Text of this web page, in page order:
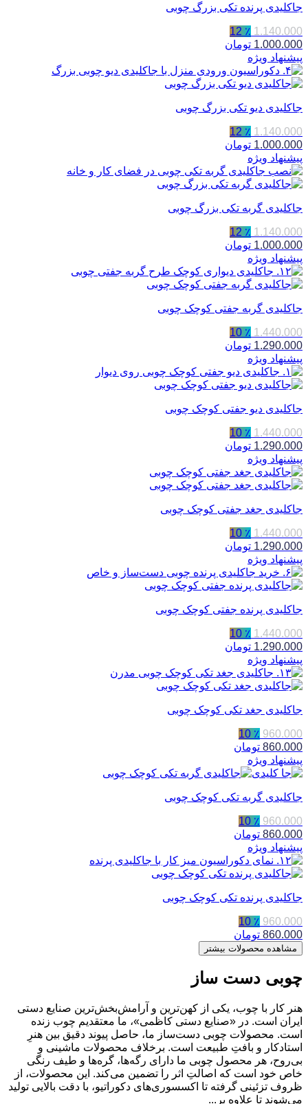
جاکلیدی پرنده تکی بزرگ چوبی
1.140.000 ٪ 12
1.000.000 تومان
پیشنهاد ویژه
جاکلیدی دیو تکی بزرگ چوبی
1.140.000 ٪ 12
1.000.000 تومان
پیشنهاد ویژه
جاکلیدی گربه تکی بزرگ چوبی
1.140.000 ٪ 12
1.000.000 تومان
پیشنهاد ویژه
جاکلیدی گربه جفتی کوچک چوبی
1.440.000 ٪ 10
1.290.000 تومان
پیشنهاد ویژه
جاکلیدی دیو جفتی کوچک چوبی
1.440.000 ٪ 10
1.290.000 تومان
پیشنهاد ویژه
جاکلیدی جغد جفتی کوچک چوبی
1.440.000 ٪ 10
1.290.000 تومان
پیشنهاد ویژه
جاکلیدی پرنده جفتی کوچک چوبی
1.440.000 ٪ 10
1.290.000 تومان
پیشنهاد ویژه
جاکلیدی جغد تکی کوچک چوبی
960.000 ٪ 10
860.000 تومان
پیشنهاد ویژه
جاکلیدی گربه تکی کوچک چوبی
960.000 ٪ 10
860.000 تومان
پیشنهاد ویژه
جاکلیدی پرنده تکی کوچک چوبی
960.000 ٪ 10
860.000 تومان
مشاهده محصولات بیشتر
چوبی دست ساز
هنر کار با چوب، یکی از کهن‌ترین و آرامش‌بخش‌ترین صنایع دستی
ایران است. در «صنایع دستی کاظمی»، ما معتقدیم چوب زنده
است. محصولات چوبی دست‌ساز ما، حاصل پیوند دقیق بین هنرِ
استادکار و بافتِ طبیعت است. برخلاف محصولات ماشینی و
بی‌روح، هر محصول چوبی ما دارای رگه‌ها، گره‌ها و طیف رنگی
خاص خود است که اصالتِ اثر را تضمین می‌کند. این محصولات، از
ظروف تزئینی گرفته تا اکسسوری‌های دکوراتیو، با دقت بالایی تولید
می‌شوند تا علاوه بر...